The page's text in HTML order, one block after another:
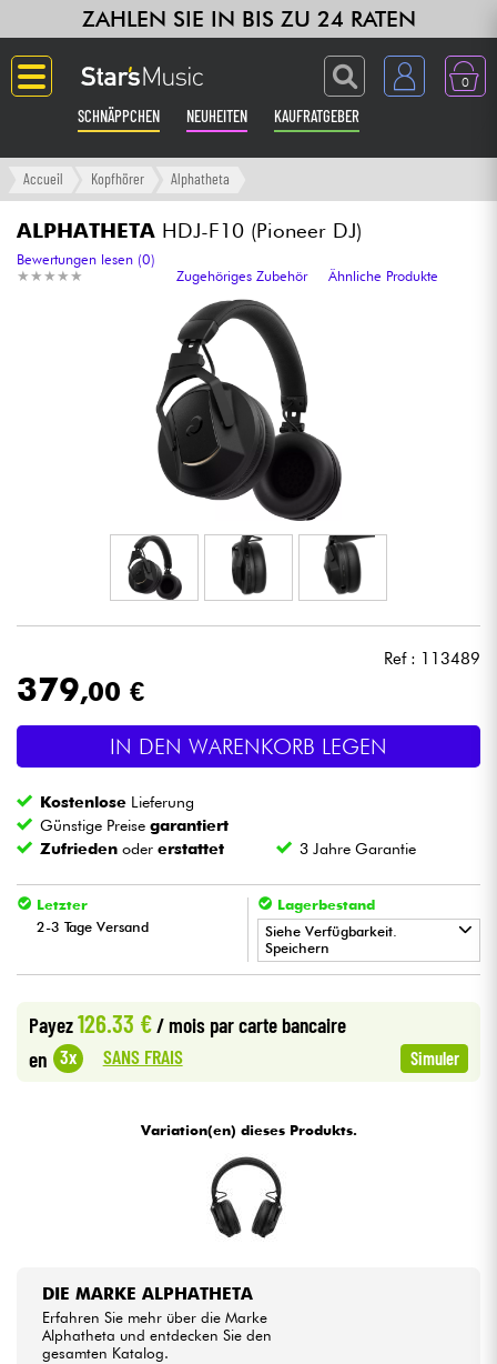
ZAHLEN SIE IN BIS ZU 24 RATEN
0
SCHNÄPPCHEN NEUHEITEN KAUFRATGEBER
Langue
Gitarre & Bass
Verstärker & Effekte
Klaviere & Piano
Synths & samplers
Mikros
Live-Sound
Licht
Drums
Violinen & Quartett
Kabel & Zubehöre
Sehen Sie sich unsere Marken an
Accueil Kopfhörer Alphatheta
ALPHATHETA HDJ-F10 (Pioneer DJ)
★ ★ ★ ★ ★
★ ★ ★ ★ ★
Bewertungen lesen (0)
Zugehöriges Zubehör
Ähnliche Produkte
Ref : 113489
379,00 €
IN DEN WARENKORB LEGEN
Kostenlose Lieferung
Günstige Preisegarantiert
Zufrieden odererstattet 3 Jahre Garantie
Letzter
2-3 Tage Versand
Lagerbestand
Siehe Verfügbarkeit.
Speichern
•
Payez126.33 €/ mois par carte bancaire
en 3x SANS FRAIS Simuler
Variation(en) dieses Produkts.
DIE MARKE ALPHATHETA
Erfahren Sie mehr über die Marke
Alphatheta und entdecken Sie den
gesamten Katalog.